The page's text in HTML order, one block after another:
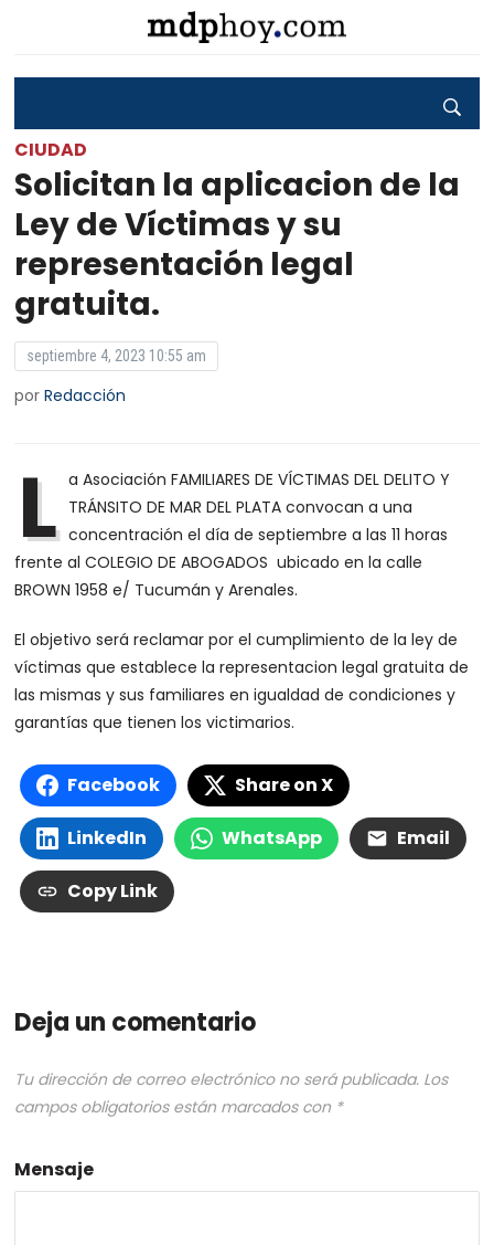
CIUDAD
Solicitan la aplicacion de la
Ley de Víctimas y su
representación legal
gratuita.
septiembre 4, 2023 10:55 am
porRedacción
L a Asociación FAMILIARES DE VÍCTIMAS DEL DELITO Y
TRÁNSITO DE MAR DEL PLATA convocan a una
concentración el día de septiembre a las 11 horas
frente al COLEGIO DE ABOGADOS ubicado en la calle
BROWN 1958 e/ Tucumán y Arenales.
El objetivo será reclamar por el cumplimiento de la ley de
víctimas que establece la representacion legal gratuita de
las mismas y sus familiares en igualdad de condiciones y
garantías que tienen los victimarios.
Facebook Share on X
LinkedIn WhatsApp Email
Copy Link
Deja un comentario
Tu dirección de correo electrónico no será publicada. Los
campos obligatorios están marcados con *
Mensaje